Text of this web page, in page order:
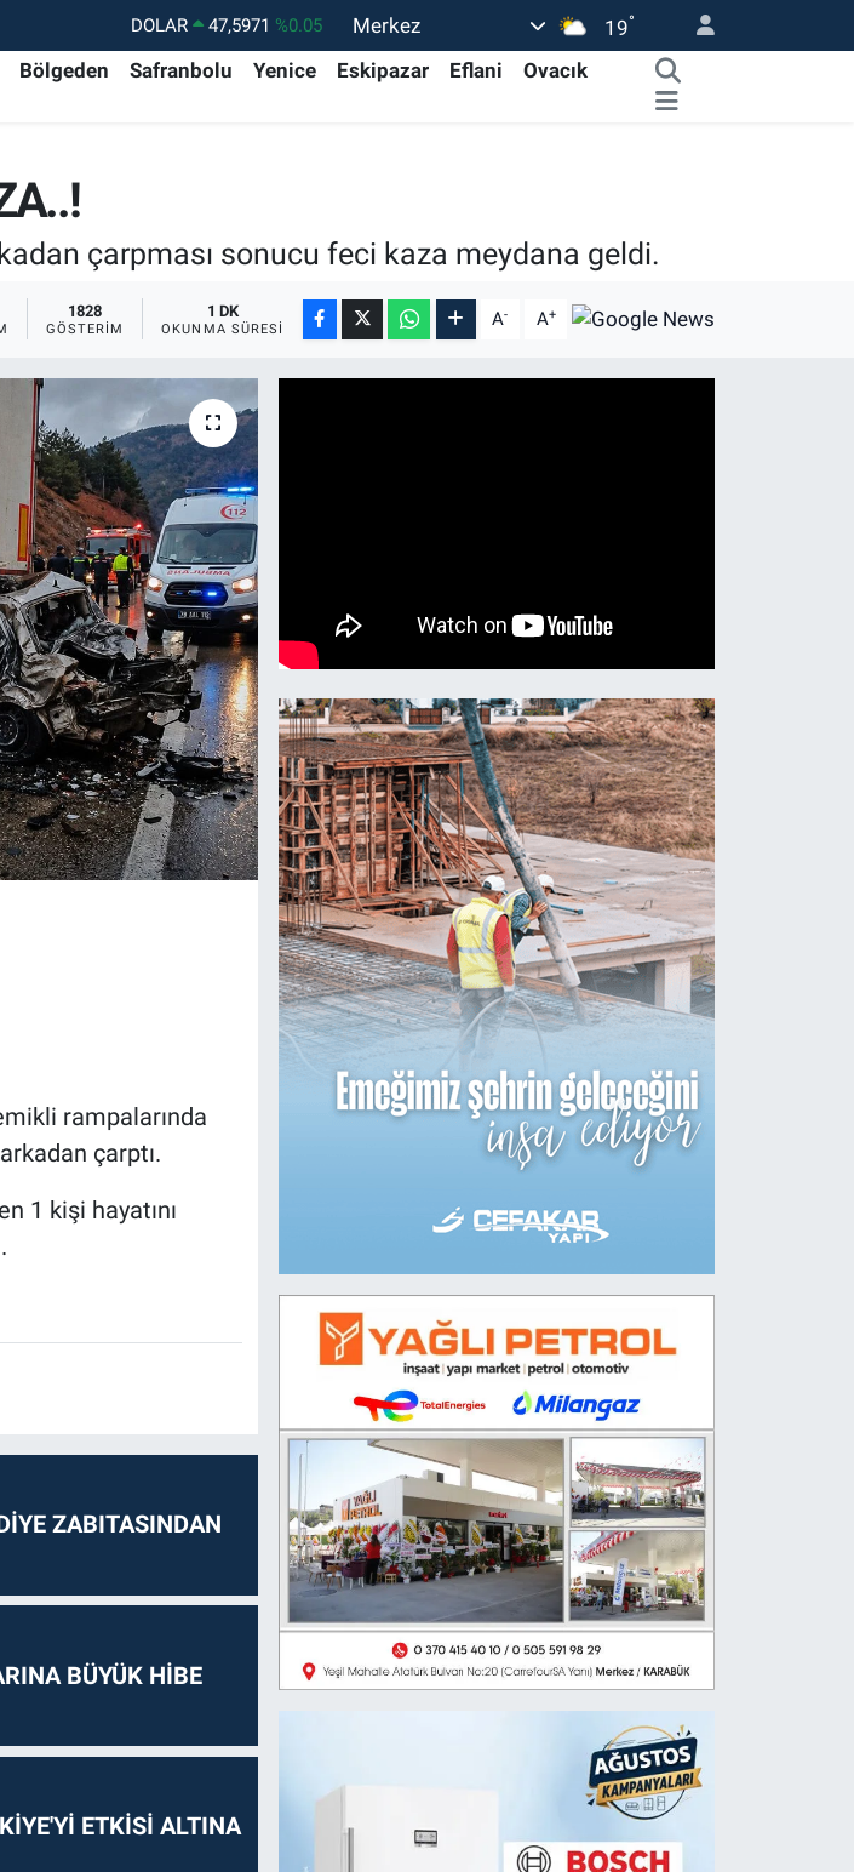
DOLAR 47,5971 %0.05
EURO
55,1336 %0.18
BITCOIN
64.475,47 %0.66
Merkez 19°
Bölgeden Safranbolu Yenice Eskipazar Eflani
Ovacık
çarpması sonucu feci kaza meydana geldi.
1828
GÖSTERIM
1 DK
OKUNMA SÜRESI A- A+
rampalarında
çarptı.
1 kişi hayatını
ZABITASINDAN
BÜYÜK HİBE
ETKİSİ ALTINA